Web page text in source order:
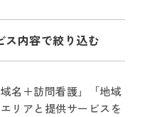
ス内容で絞り込む
名＋訪問看護」「地域
リアと提供サービスを